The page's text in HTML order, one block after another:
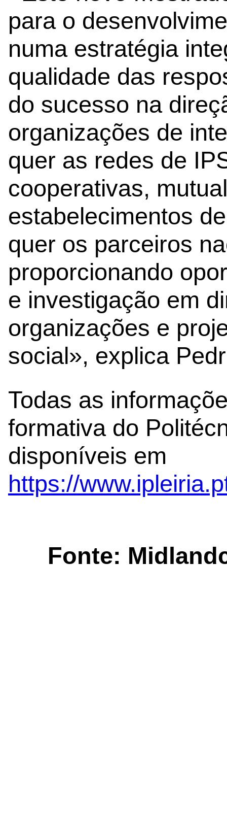
para o
numa estratégia
qualidade das
do sucesso na
organizações de
quer as redes de
cooperativas,
estabelecimentos
quer os parceiros
proporcionando
e investigação em
organizações e
social», explica
Todas as
formativa do
disponíveis em
https://
Fonte: